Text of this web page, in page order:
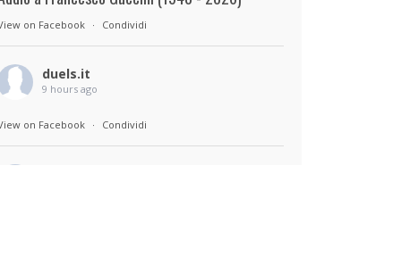
on Facebook · Condividi
duels.it
9 hours ago
on Facebook · Condividi